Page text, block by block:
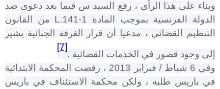
وبناء على هذا الرأي ، رفع السيد س فيما بعد دعوى ضد
الدولة الفرنسية بموجب المادة L.141-1 من القانون
التنظيم القضائي ، مدعيا أن قرار الغرفة الجنائية يشير
إلى وجود قصور في الخدمات القضائية .
[7]
وفي 6 شباط / فبراير 2013 ، رفضت المحكمة الابتدائية
في باريس طلبه ، ولكن محكمة الاستئناف في باريس